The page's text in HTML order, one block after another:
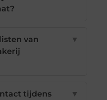
van
▼
tijdens
▼